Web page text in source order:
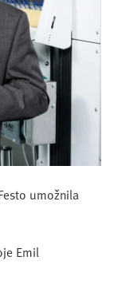
umožnila
Emil